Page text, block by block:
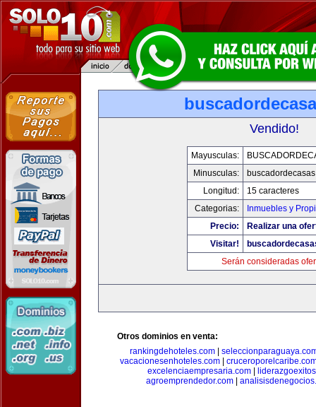
Vendido!
Mayusculas:
Minusculas:
Longitud:
15 caracteres
Categorias:
Inmuebles y
Precio:
Realizar una
Visitar!
Serán consideradas
Otros dominios en venta:
rankingdehoteles.com|
vacacionesenhoteles.com
excelenciaempresaria.com
agroemprendedor.com